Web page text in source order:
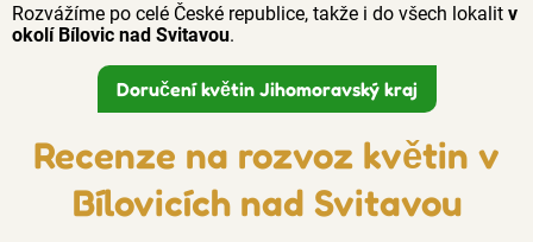
Rozvážíme po celé České republice, takže i do všech lokalit v
okolí Bílovic nad Svitavou.
Doručení květin Jihomoravský kraj
Recenze na rozvoz květin v
Bílovicích nad Svitavou